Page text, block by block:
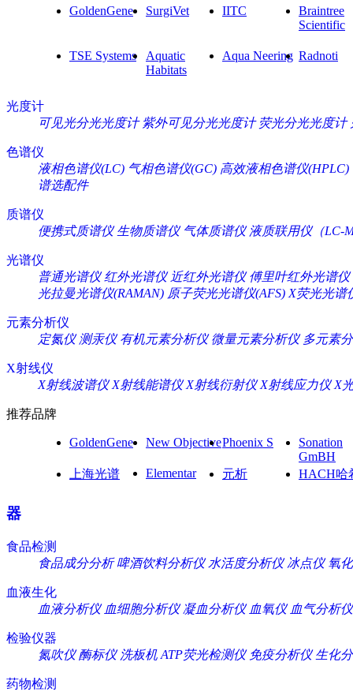
GoldenGene SurgiVet IITC
Braintree
Scientific
TSE Systems
Aquatic
Habitats
Aqua Neering Radnoti
光度计
可见光分光光度计 紫外可见分光光度计 荧光分光光度计
色谱仪
液相色谱仪(LC) 气相色谱仪(GC) 高效液相色谱仪(HPLC)
谱选配件
质谱仪
便携式质谱仪 生物质谱仪 气体质谱仪 液质联用仪（LC-
光谱仪
普通光谱仪 红外光谱仪 近红外光谱仪 傅里叶红外光谱仪
光拉曼光谱仪(RAMAN) 原子荧光光谱仪(AFS) X荧光光谱
元素分析仪
定氮仪 测汞仪 有机元素分析仪 微量元素分析仪 多元素
X射线仪
X射线波谱仪 X射线能谱仪 X射线衍射仪 X射线应力仪 X
推荐品牌
GoldenGene New ObjectivePhoenix S
Sonation
GmBH
上海光谱
Elementar 元析 HACH哈
器
食品检测
食品成分分析 啤酒饮料分析仪 水活度分析仪 冰点仪 氧
血液生化
血液分析仪 血细胞分析仪 凝血分析仪 血氧仪 血气分析仪
检验仪器
氮吹仪 酶标仪 洗板机 ATP荧光检测仪 免疫分析仪 生化
药物检测